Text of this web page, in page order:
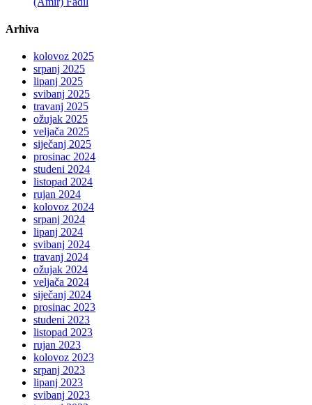
Arhiva
kolovoz 2025
srpanj 2025
lipanj 2025
svibanj 2025
travanj 2025
ožujak 2025
veljača 2025
siječanj 2025
prosinac 2024
studeni 2024
listopad 2024
rujan 2024
kolovoz 2024
srpanj 2024
lipanj 2024
svibanj 2024
travanj 2024
ožujak 2024
veljača 2024
siječanj 2024
prosinac 2023
studeni 2023
listopad 2023
rujan 2023
kolovoz 2023
srpanj 2023
lipanj 2023
svibanj 2023